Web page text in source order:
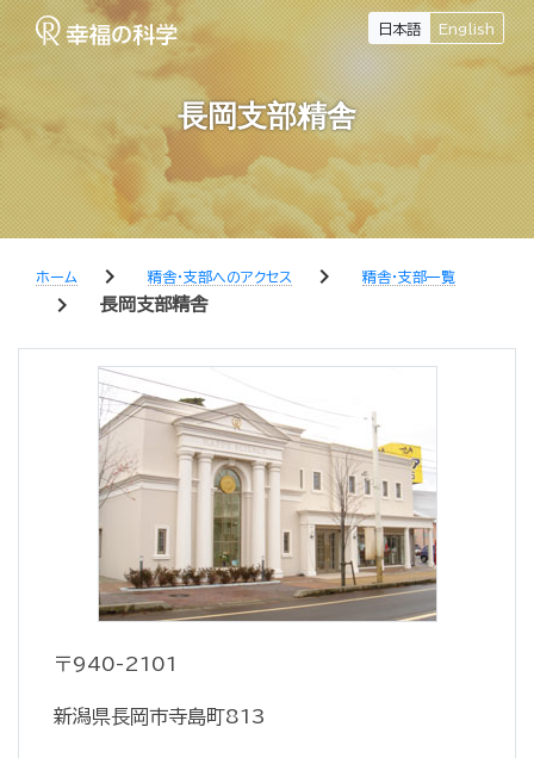
日本語 English
長岡支部精舎
ホーム chevron_right 精舎・支部へのアクセス chevron_right 精舎・支部一覧
chevron_right 長岡支部精舎
〒940-2101
新潟県長岡市寺島町813